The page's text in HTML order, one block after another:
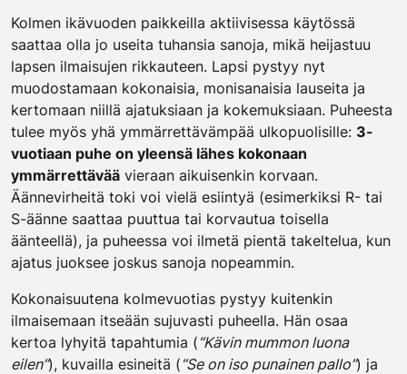
Kolmen ikävuoden paikkeilla aktiivisessa käytössä
saattaa olla jo useita tuhansia sanoja, mikä heijastuu
lapsen ilmaisujen rikkauteen. Lapsi pystyy nyt
muodostamaan kokonaisia, monisanaisia lauseita ja
kertomaan niillä ajatuksiaan ja kokemuksiaan. Puheesta
tulee myös yhä ymmärrettävämpää ulkopuolisille: 3-
vuotiaan puhe on yleensä lähes kokonaan
ymmärrettävää vieraan aikuisenkin korvaan.
Äännevirheitä toki voi vielä esiintyä (esimerkiksi R- tai
S-äänne saattaa puuttua tai korvautua toisella
äänteellä), ja puheessa voi ilmetä pientä takeltelua, kun
ajatus juoksee joskus sanoja nopeammin.
Kokonaisuutena kolmevuotias pystyy kuitenkin
ilmaisemaan itseään sujuvasti puheella. Hän osaa
kertoa lyhyitä tapahtumia (“Kävin mummon luona
eilen”), kuvailla esineitä (“Se on iso punainen pallo”) ja